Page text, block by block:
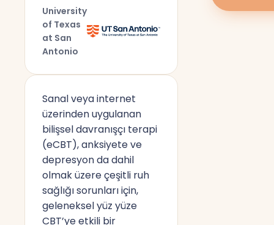
University
of Texas
at San
Antonio
Sanal veya internet
üzerinden uygulanan
bilişsel davranışçı terapi
(eCBT), anksiyete ve
depresyon da dahil
olmak üzere çeşitli ruh
sağlığı sorunları için,
geleneksel yüz yüze
CBT’ye etkili bir